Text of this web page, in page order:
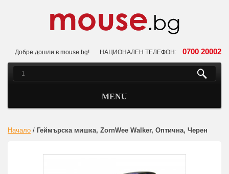
Добре дошли в mouse.bg! НАЦИОНАЛЕН ТЕЛЕФОН: 0700 20002
MENU
Начало / Геймърска мишка, ZornWee Walker, Оптична, Черен